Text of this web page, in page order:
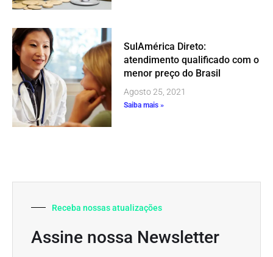
SulAmérica Direto:
atendimento qualificado com o
menor preço do Brasil
Agosto 25, 2021
Saiba mais »
Receba nossas atualizações
Assine nossa Newsletter